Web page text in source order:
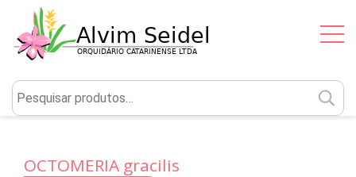
OCTOMERIA gracilis